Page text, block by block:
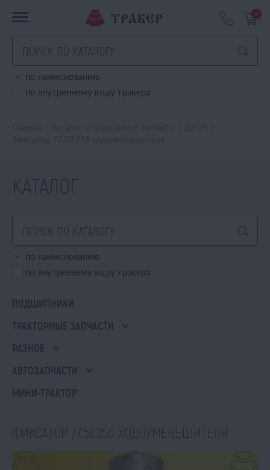
0
по наименованию
по внутреннему коду тракера
КАТАЛОГ
по наименованию
по внутреннему коду тракера
ПОДШИПНИКИ
ТРАКТОРНЫЕ ЗАПЧАСТИ
РАЗНОЕ
АВТОЗАПЧАСТИ
МИНИ-ТРАКТОР
ФИКСАТОР 77.52.255 ХОДОУМЕНЬШИТЕЛЯ